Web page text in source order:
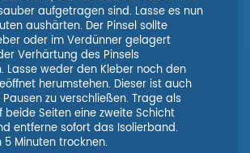
aufgetragen sind. Lasse es nun
aushärten. Der Pinsel sollte
oder im Verdünner gelagert
Verhärtung des Pinsels
Lasse weder den Kleber noch den
herumstehen. Dieser ist auch
zu verschließen. Trage als
beide Seiten eine zweite Schicht
entferne sofort das Isolierband.
5 Minuten trocknen.